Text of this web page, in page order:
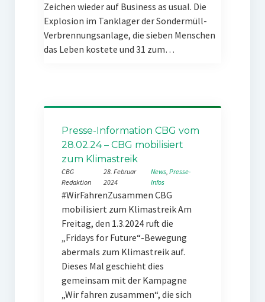
Zeichen wieder auf Business as usual. Die
Explosion im Tanklager der Sondermüll-
Verbrennungsanlage, die sieben Menschen
das Leben kostete und 31 zum…
Presse-Information CBG vom
28.02.24 – CBG mobilisiert
zum Klimastreik
CBG
Redaktion
28. Februar
2024
News, Presse-
Infos
#WirFahrenZusammen CBG
mobilisiert zum Klimastreik Am
Freitag, den 1.3.2024 ruft die
„Fridays for Future“-Bewegung
abermals zum Klimastreik auf.
Dieses Mal geschieht dies
gemeinsam mit der Kampagne
„Wir fahren zusammen“, die sich